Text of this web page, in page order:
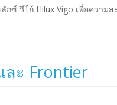
ซ์ วีโก้ Hilux Vigo เพื่อความ
ละ Frontier